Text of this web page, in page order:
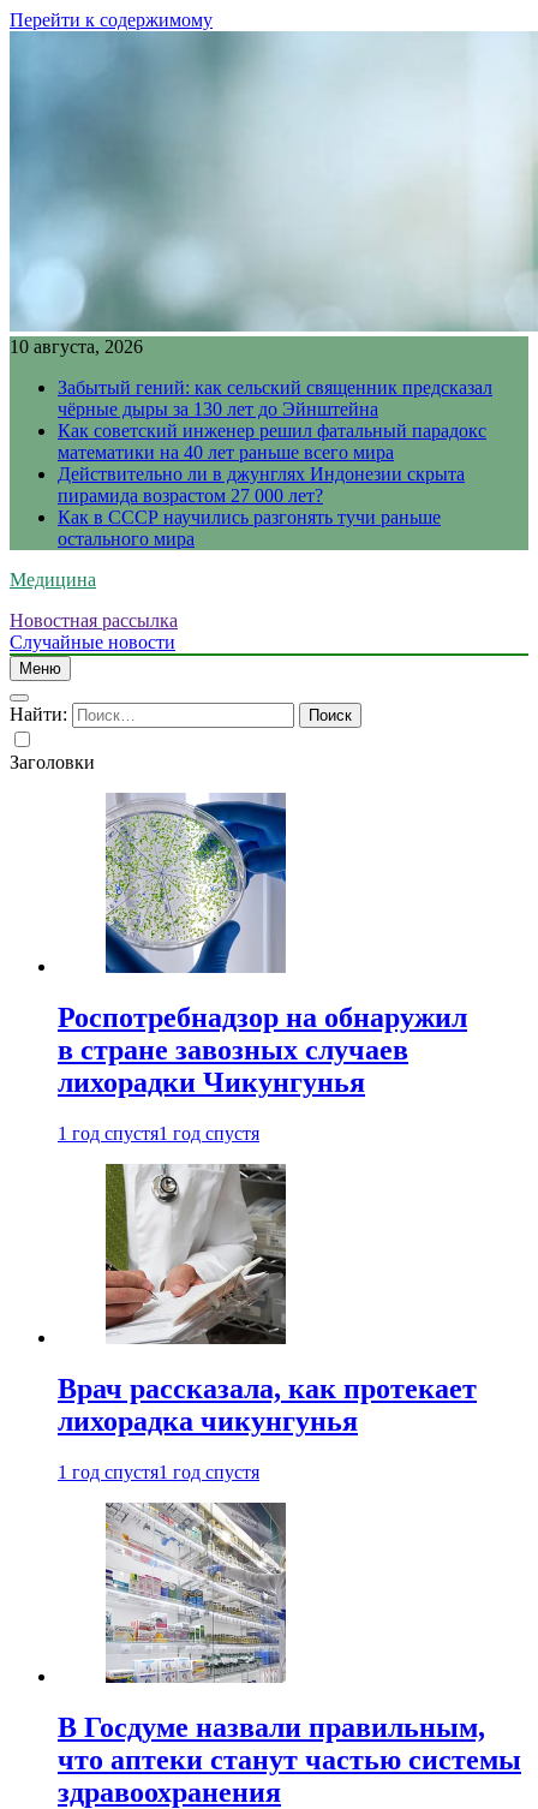
Перейти к содержимому
10 августа, 2026
Забытый гений: как сельский священник предсказал
чёрные дыры за 130 лет до Эйнштейна
Как советский инженер решил фатальный парадокс
математики на 40 лет раньше всего мира
Действительно ли в джунглях Индонезии скрыта
пирамида возрастом 27 000 лет?
Как в СССР научились разгонять тучи раньше
остального мира
Медицина
Новостная рассылка
Случайные новости
Меню
Найти:
Заголовки
Роспотребнадзор на обнаружил
в стране завозных случаев
лихорадки Чикунгунья
1 год спустя1 год спустя
Врач рассказала, как протекает
лихорадка чикунгунья
1 год спустя1 год спустя
В Госдуме назвали правильным,
что аптеки станут частью системы
здравоохранения